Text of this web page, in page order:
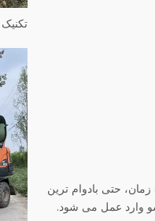
حتی بادوام ترین
وارد عمل می شود.